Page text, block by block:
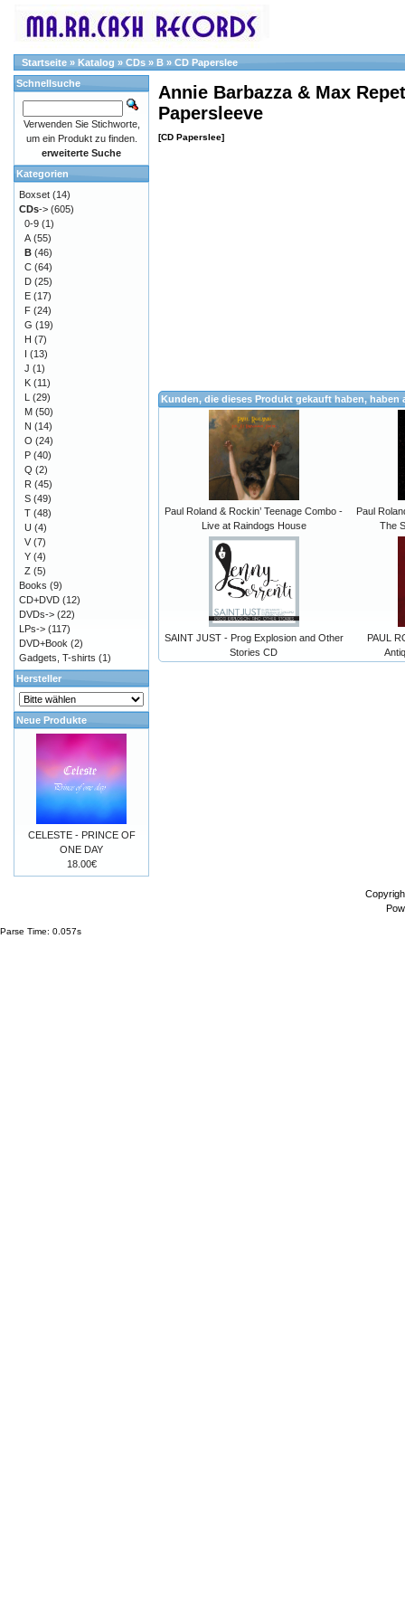
Startseite » Katalog » CDs » B » CD Paperslee
Annie Barbazza & Max
Papersleeve
[CD Paperslee]
Kunden, die dieses Produkt gekauft haben,
Paul Roland & Rockin’ Teenage Combo -
Live at Raindogs House
Paul
The
SAINT JUST - Prog Explosion and Other
Stories CD
PAUL
Schnellsuche
Verwenden Sie Stichworte,
um ein Produkt zu finden.
erweiterte Suche
Kategorien
Boxset (14)
CDs-> (605)
0-9 (1)
A (55)
B (46)
C (64)
D (25)
E (17)
F (24)
G (19)
H (7)
I (13)
J (1)
K (11)
L (29)
M (50)
N (14)
O (24)
P (40)
Q (2)
R (45)
S (49)
T (48)
U (4)
V (7)
Y (4)
Z (5)
Books (9)
CD+DVD (12)
DVDs-> (22)
LPs-> (117)
DVD+Book (2)
Gadgets, T-shirts (1)
Hersteller
Neue Produkte
CELESTE - PRINCE OF
ONE DAY
18.00€
Parse Time: 0.057s